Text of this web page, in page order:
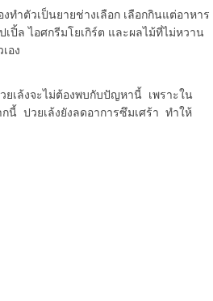
ทำตัวเป็นยายช่างเลือก เลือกกินแต่อาหาร
ปิ้ล ไอศกรีมโยเกิร์ต และผลไม้ที่ไม่หวาน
อง
เล้งจะไม่ต้องพบกับปัญหานี้ เพราะใน
นี้ ปวยเล้งยังลดอาการซึมเศร้า ทำให้